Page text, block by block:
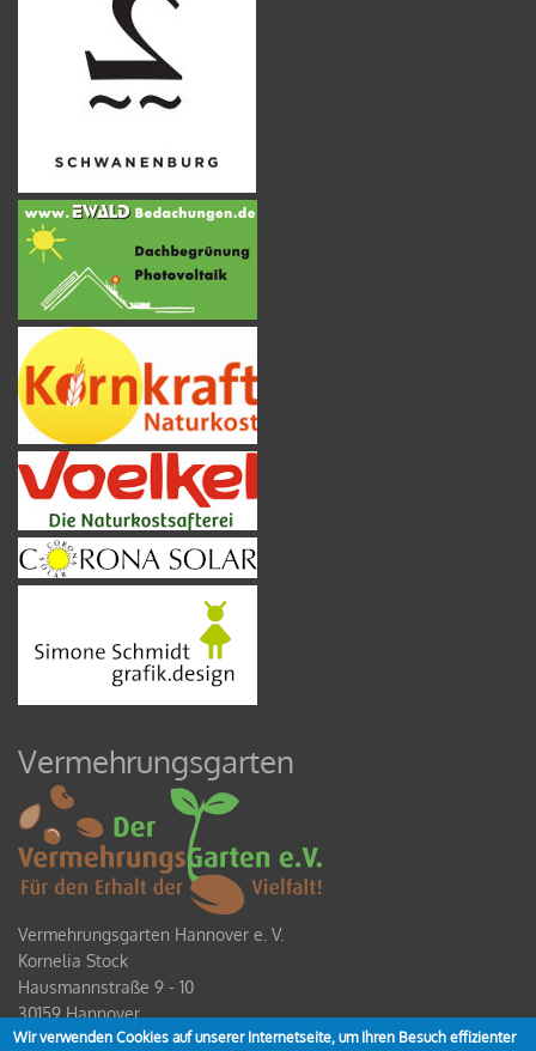
Vermehrungsgarten
Vermehrungsgarten Hannover e. V.
Kornelia Stock
Hausmannstraße 9 - 10
30159 Hannover
Wir verwenden Cookies auf unserer Internetseite, um Ihren Besuch effizienter